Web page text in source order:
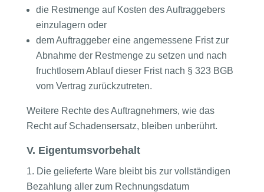
die Restmenge auf Kosten des Auftraggebers
einzulagern oder
dem Auftraggeber eine angemessene Frist zur
Abnahme der Restmenge zu setzen und nach
fruchtlosem Ablauf dieser Frist nach § 323 BGB
vom Vertrag zurückzutreten.
Weitere Rechte des Auftragnehmers, wie das
Recht auf Schadensersatz, bleiben unberührt.
V. Eigentumsvorbehalt
Die gelieferte Ware bleibt bis zur vollständigen
Bezahlung aller zum Rechnungsdatum